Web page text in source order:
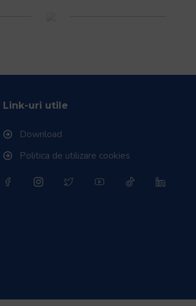
Link-uri utile
Download
Politica de utilizare cookies